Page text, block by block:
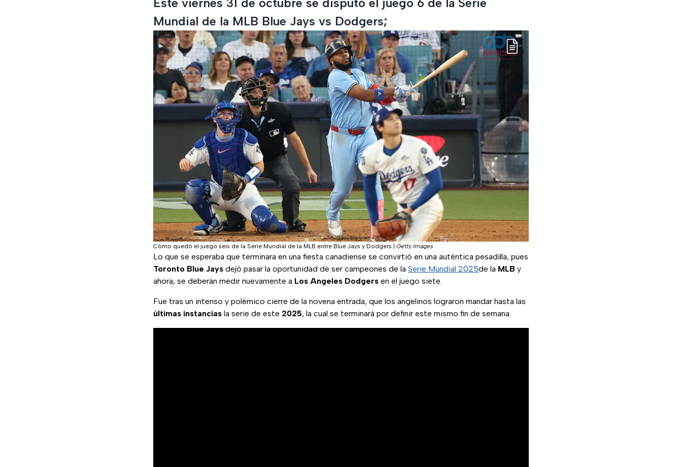
Mundial de la MLB Blue Jays vs Dodgers;
Cómo quedó el juego seis de la Serie Mundial de la MLB entre Blue Jays y Dodgers Getty Images
Lo que se esperaba que terminara en una fiesta canadiense se convirtió en una auténtica pesadilla, pues
Toronto Blue Jays dejó pasar la oportunidad de ser campeones de la Serie Mundial 2025de la MLB y
ahora, se deberán medir nuevamente a Los Angeles Dodgers en el juego siete.
Fue tras un intenso y polémico cierre de la novena entrada, que los angelinos lograron mandar hasta las
últimas instancias la serie de este 2025, la cual se terminará por definir este mismo fin de semana.